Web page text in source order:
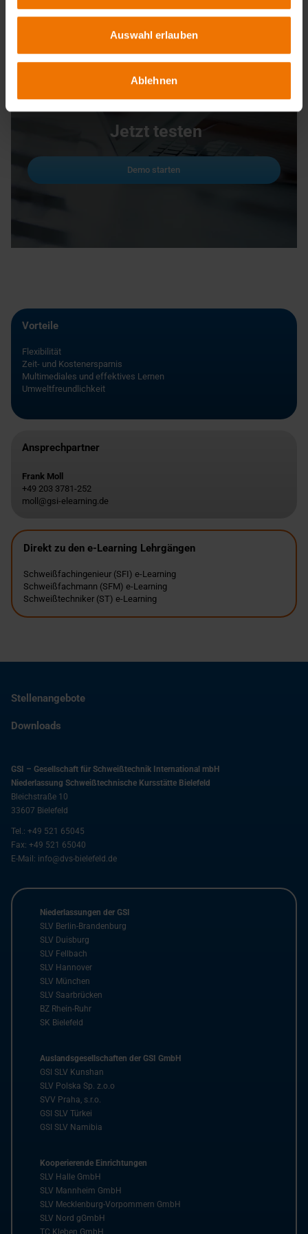
Auswahl erlauben
Ablehnen
Um sich vorab mit unserer e-Learning-Umgebung vertraut zu machen,
stehen Ihnen ausgewählte Demokapitel zur Verfügung. Diese können Sie
jederzeit ansehen und ausprobieren:
Jetzt testen
Demo starten
Vorteile
Flexibilität
Zeit- und Kostenersparnis
Multimediales und effektives Lernen
Umweltfreundlichkeit
Ansprechpartner
Frank Moll
+49 203 3781-252
moll@gsi-elearning.de
Direkt zu den e-Learning Lehrgängen
Schweißfachingenieur (SFI) e-Learning
Schweißfachmann (SFM) e-Learning
Schweißtechniker (ST) e-Learning
Stellenangebote
Downloads
GSI – Gesellschaft für Schweißtechnik International mbH
Niederlassung Schweißtechnische Kursstätte Bielefeld
Bleichstraße 10
33607 Bielefeld
Tel.: +49 521 65045
Fax: +49 521 65040
E-Mail: info@dvs-bielefeld.de
Niederlassungen der GSI
SLV Berlin-Brandenburg
SLV Duisburg
SLV Fellbach
SLV Hannover
SLV München
SLV Saarbrücken
BZ Rhein-Ruhr
SK Bielefeld
Auslandsgesellschaften der GSI GmbH
GSI SLV Kunshan
SLV Polska Sp. z.o.o
SVV Praha, s.r.o.
GSI SLV Türkei
GSI SLV Namibia
Kooperierende Einrichtungen
SLV Halle GmbH
SLV Mannheim GmbH
SLV Mecklenburg-Vorpommern GmbH
SLV Nord gGmbH